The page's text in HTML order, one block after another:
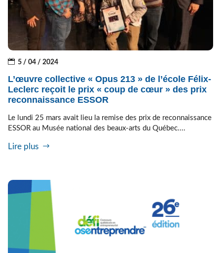
5 / 04 / 2024
L’œuvre collective « Opus 213 » de l’école Félix-
Leclerc reçoit le prix « coup de cœur » des prix
reconnaissance ESSOR
Le lundi 25 mars avait lieu la remise des prix de reconnaissance
ESSOR au Musée national des beaux-arts du Québec....
Lire plus